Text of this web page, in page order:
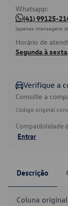
Whatsapp:
(41) 99125-
(apenas mensagens
Horário de
Segunda à
Verifique a
Consulte a
Código original
Compatibilidade
Entrar
Descrição
Coluna